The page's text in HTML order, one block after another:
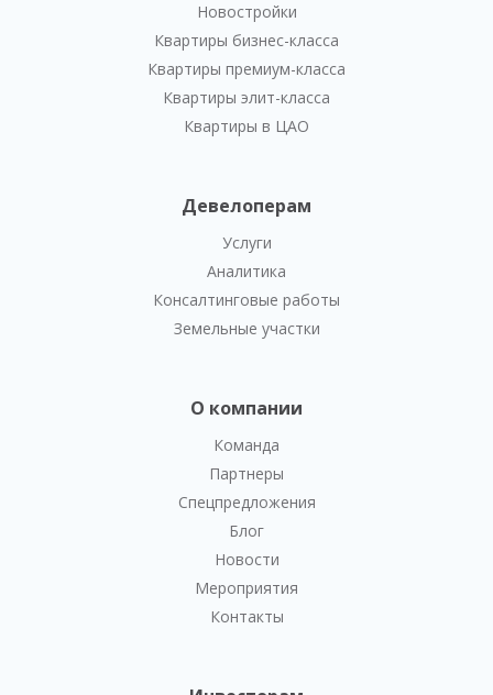
Новостройки
Квартиры бизнес-класса
Квартиры премиум-класса
Квартиры элит-класса
Квартиры в ЦАО
Девелоперам
Услуги
Аналитика
Консалтинговые работы
Земельные участки
О компании
Команда
Партнеры
Спецпредложения
Блог
Новости
Мероприятия
Контакты